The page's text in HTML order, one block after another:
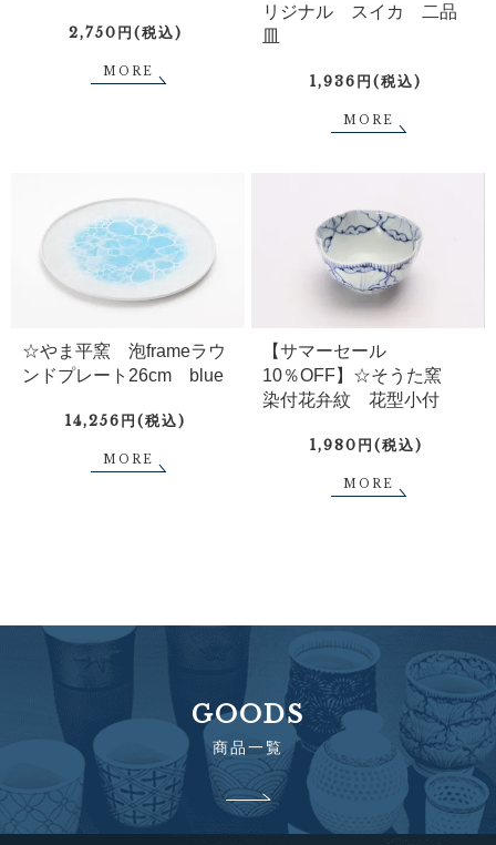
2,750円(税込)
MORE
リジナル スイカ 二品
皿
1,936円(税込)
MORE
☆やま平窯 泡frameラウ
ンドプレート26cm blue
14,256円(税込)
MORE
【サマーセール
10％OFF】☆そうた窯
染付花弁紋 花型小付
1,980円(税込)
MORE
GOODS
商品一覧